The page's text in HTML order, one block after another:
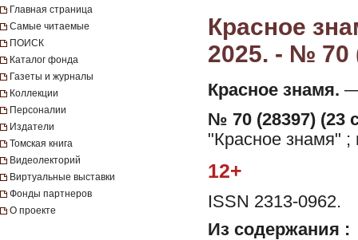
Главная страница
Самые читаемые
ПОИСК
Каталог фонда
Газеты и журналы
Коллекции
Персоналии
Издатели
Томская книга
Видеолекторий
Виртуальные выставки
Фонды партнеров
О проекте
Красное
2025. - № 70
Красное знамя. —
№ 70 (28397) (23
"Красное знамя" ;
12+
ISSN 2313-0962.
Из содержания :